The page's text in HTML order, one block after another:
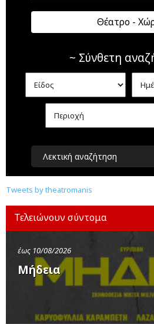
Θέατρο -
~ Σύνθετη
Λεκτική αναζήτηση
Tweets by theatromanis
Τελειώνουν σύντομα
έως 10/08/2026
Μήδεια